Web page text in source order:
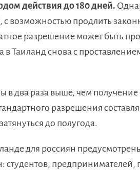
действия до 180 дней.
с возможностью продлить
разрешение может быть
Таиланд снова с
в два раза выше, чем
разрешения
до полугода.
для россиян
студентов, предпринимателей,